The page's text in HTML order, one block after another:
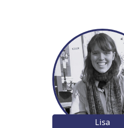
Lisa